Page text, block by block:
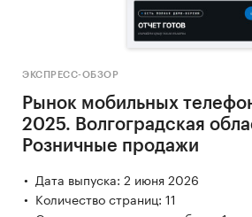
ЭКСПРЕСС-ОБЗОР
Рынок мобильных
2025. Волгоградская
Розничные продажи
Дата выпуска: 2 июня 2026
Количество страниц: 11